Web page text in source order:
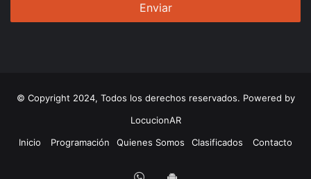
© Copyright 2024, Todos los derechos reservados. Powered by
LocucionAR
Inicio
Programación Quienes Somos Clasificados Contacto